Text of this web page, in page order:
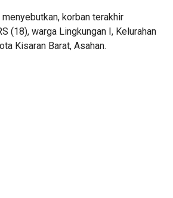
korban terakhir
(18), warga Lingkungan I, Kelurahan
Kisaran Barat, Asahan.